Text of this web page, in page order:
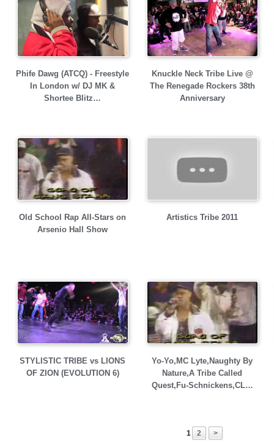
Phife Dawg (ATCQ) - Freestyle
In London w/ DJ MK &
Shortee Blitz…
Knuckle Neck Tribe Live @
The Renegade Rockers 38th
Anniversary
Old School Rap All-Stars on
Arsenio Hall Show
Artistics Tribe 2011
STYLISTIC TRIBE vs LIONS
OF ZION (EVOLUTION 6)
Yo-Yo,MC Lyte,Naughty By
Nature,A Tribe Called
Quest,Fu-Schnickens,CL…
1 2 >